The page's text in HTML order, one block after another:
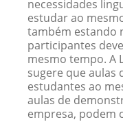
necessidades
estudar ao
também estando
participantes
mesmo tempo. A
sugere que aulas
estudantes ao
aulas de
empresa, podem